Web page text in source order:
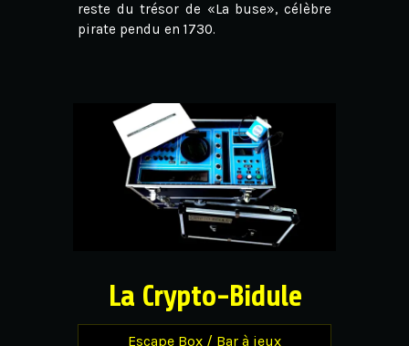
reste du trésor de «La buse», célèbre
pirate pendu en 1730.
La Crypto-Bidule
Escape Box / Bar à jeux